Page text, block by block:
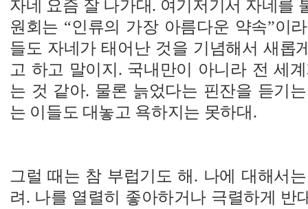
자네 요즘 잘 나가대. 여기저기서 자네를
원회는 “인류의 가장 아름다운 약속”이
들도 자네가 태어난 것을 기념해서 새롭
고 하고 말이지. 국내만이 아니라 전 세
는 것 같아. 물론 늙었다는 핀잔을 듣기
는 이들도 대놓고 욕하지는 못하대.
그럴 때는 참 부럽기도 해. 나에 대해서
려. 나를 열렬히 좋아하거나 극렬하게 반